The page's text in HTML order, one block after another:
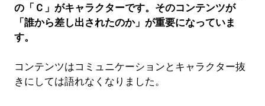
の「Ｃ」がキャラクターです。そのコンテンツが
「誰から差し出されたのか」が重要になっていま
す。
コンテンツはコミュニケーションとキャラクター抜
きにしては語れなくなりました。